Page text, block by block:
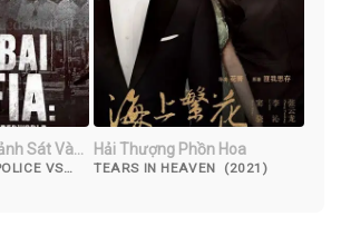
Sát Và
VS
Hải Thượng Phồn Hoa
TEARS IN HEAVEN (2021)